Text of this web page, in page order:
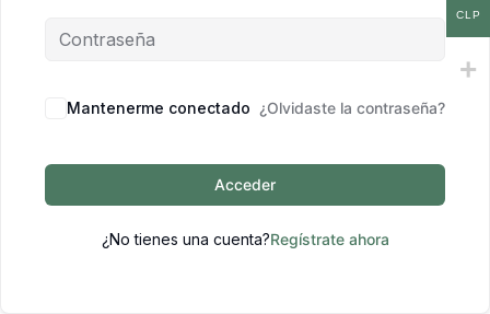
Mantenerme conectado ¿Olvidaste la contraseña?
Acceder
¿No tienes una cuenta?Regístrate ahora
CLP